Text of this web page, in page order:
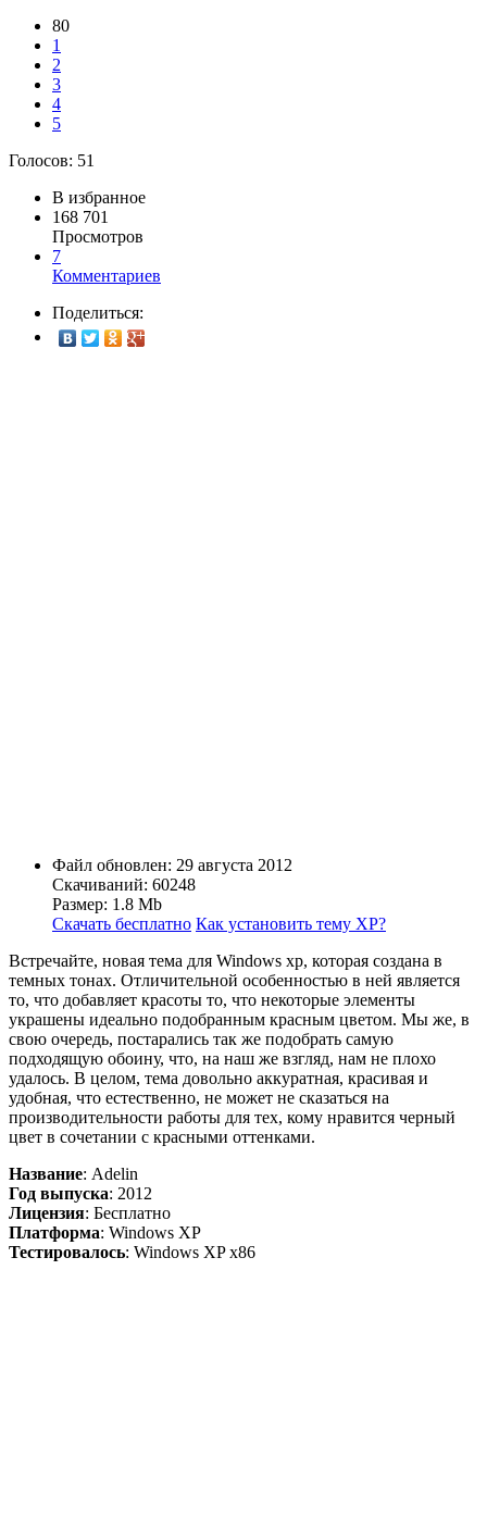
80
1
2
3
4
5
Голосов: 51
В избранное
168 701
Просмотров
7
Комментариев
Поделиться:
Файл обновлен: 29 августа 2012
Скачиваний: 60248
Размер: 1.8 Mb
Скачать бесплатно Как установить тему ХР?
Встречайте, новая тема для Windows xp, которая создана в
темных тонах. Отличительной особенностью в ней является
то, что добавляет красоты то, что некоторые элементы
украшены идеально подобранным красным цветом. Мы же, в
свою очередь, постарались так же подобрать самую
подходящую обоину, что, на наш же взгляд, нам не плохо
удалось. В целом, тема довольно аккуратная, красивая и
удобная, что естественно, не может не сказаться на
производительности работы для тех, кому нравится черный
цвет в сочетании с красными оттенками.
Название: Adelin
Год выпуска: 2012
Лицензия: Бесплатно
Платформа: Windows XP
Тестировалось: Windows XP x86